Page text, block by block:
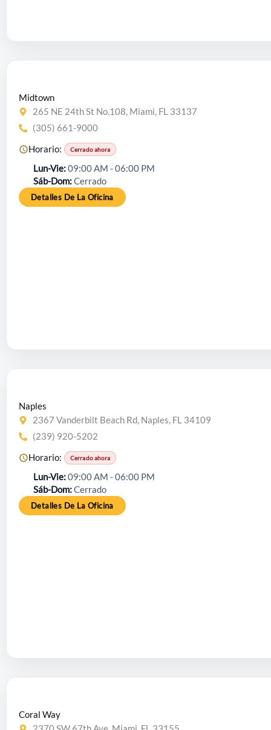
Midtown
265 NE 24th St No.108, Miami, FL 33137
(305) 661-9000
Horario: Cerrado ahora
Lun-Vie 09:00 AM - 06:00 PM
Sáb-Dom Cerrado
Detalles De La Oficina
Naples
2367 Vanderbilt Beach Rd, Naples, FL 34109
(239) 920-5202
Horario: Cerrado ahora
Lun-Vie 09:00 AM - 06:00 PM
Sáb-Dom Cerrado
Detalles De La Oficina
Coral Way